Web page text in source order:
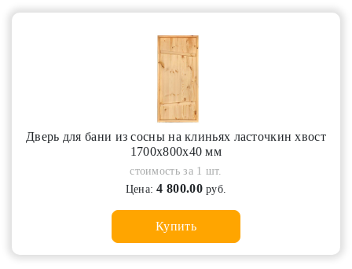
Дверь для бани из сосны на клиньях ласточкин хвост
1700х800х40 мм
стоимость за 1 шт.
Цена:4 800.00руб.
Купить